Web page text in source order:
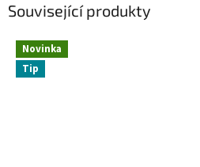
Související produkty
Novinka
Tip